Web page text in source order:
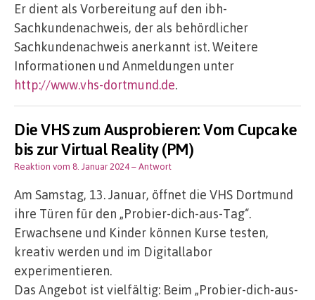
Er dient als Vorbereitung auf den ibh-
Sachkundenachweis, der als behördlicher
Sachkundenachweis anerkannt ist. Weitere
Informationen und Anmeldungen unter
http://www.vhs-dortmund.de.
Die VHS zum Ausprobieren: Vom Cupcake
bis zur Virtual Reality (PM)
Reaktion vom 8. Januar 2024– Antwort
Am Samstag, 13. Januar, öffnet die VHS Dortmund
ihre Türen für den „Probier-dich-aus-Tag“.
Erwachsene und Kinder können Kurse testen,
kreativ werden und im Digitallabor
experimentieren.
Das Angebot ist vielfältig: Beim „Probier-dich-aus-